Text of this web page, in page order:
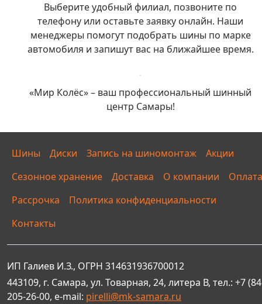
Выберите удобный филиал, позвоните по
телефону или оставьте заявку онлайн. Наши
менеджеры помогут подобрать шины по марке
автомобиля и запишут вас на ближайшее время.
«Мир Колёс» – ваш профессиональный шинный
центр Самары!
Шины Диски Запись на шиномонтаж
Акции
Сезонное хранение
Доставка О компании
Оплата
Рассрочка
Политика конфиденциальности
Контакты
ИП Галиев И.З., ОГРН 314631936700012
443109, г. Самара, ул. Товарная, 24, литера В, тел.: +7
205-26-00, e-mail: pirelli@mk-samara.ru